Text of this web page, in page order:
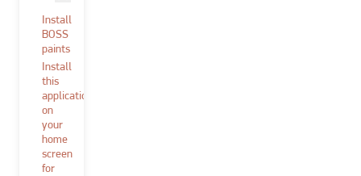
Install
BOSS
paints
Install
this
application
on
your
home
screen
for